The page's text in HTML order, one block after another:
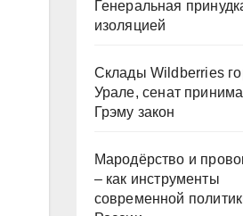
Генеральная
изоляцией
Склады Wildberries
Урале, сенат
Грэму закон
Мародёрство и
– как инструменты
современной